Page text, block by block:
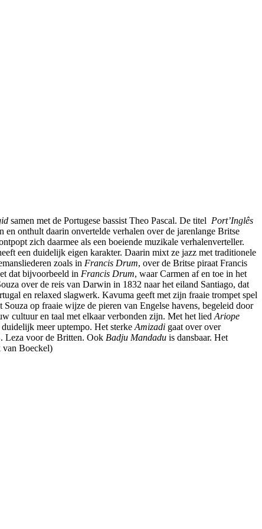
samen met de Portugese bassist Theo Pascal. De titel Port’Inglês
onthult daarin onvertelde verhalen over de jarenlange Britse
zich daarmee als een boeiende muzikale verhalenverteller.
een duidelijk eigen karakter. Daarin mixt ze jazz met traditionele
zoals in Francis Drum, over de Britse piraat Francis
dat bijvoorbeeld in Francis Drum, waar Carmen af en toe in het
over de reis van Darwin in 1832 naar het eiland Santiago, dat
en relaxed slagwerk. Kavuma geeft met zijn fraaie trompet spel
Souza op fraaie wijze de pieren van Engelse havens, begeleid door
cultuur en taal met elkaar verbonden zijn. Met het lied Ariope
meer uptempo. Het sterke Amizadi gaat over over
Leza voor de Britten. Ook Badju Mandadu is dansbaar. Het
van Boeckel)